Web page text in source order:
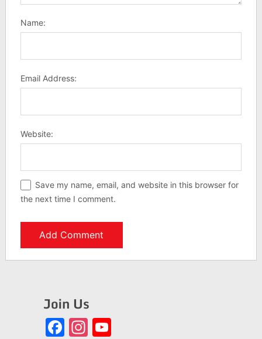
Name:
Email Address:
Website:
Save my name, email, and website in this browser for
the next time I comment.
Join Us
Facebook
Instagram
YouTube